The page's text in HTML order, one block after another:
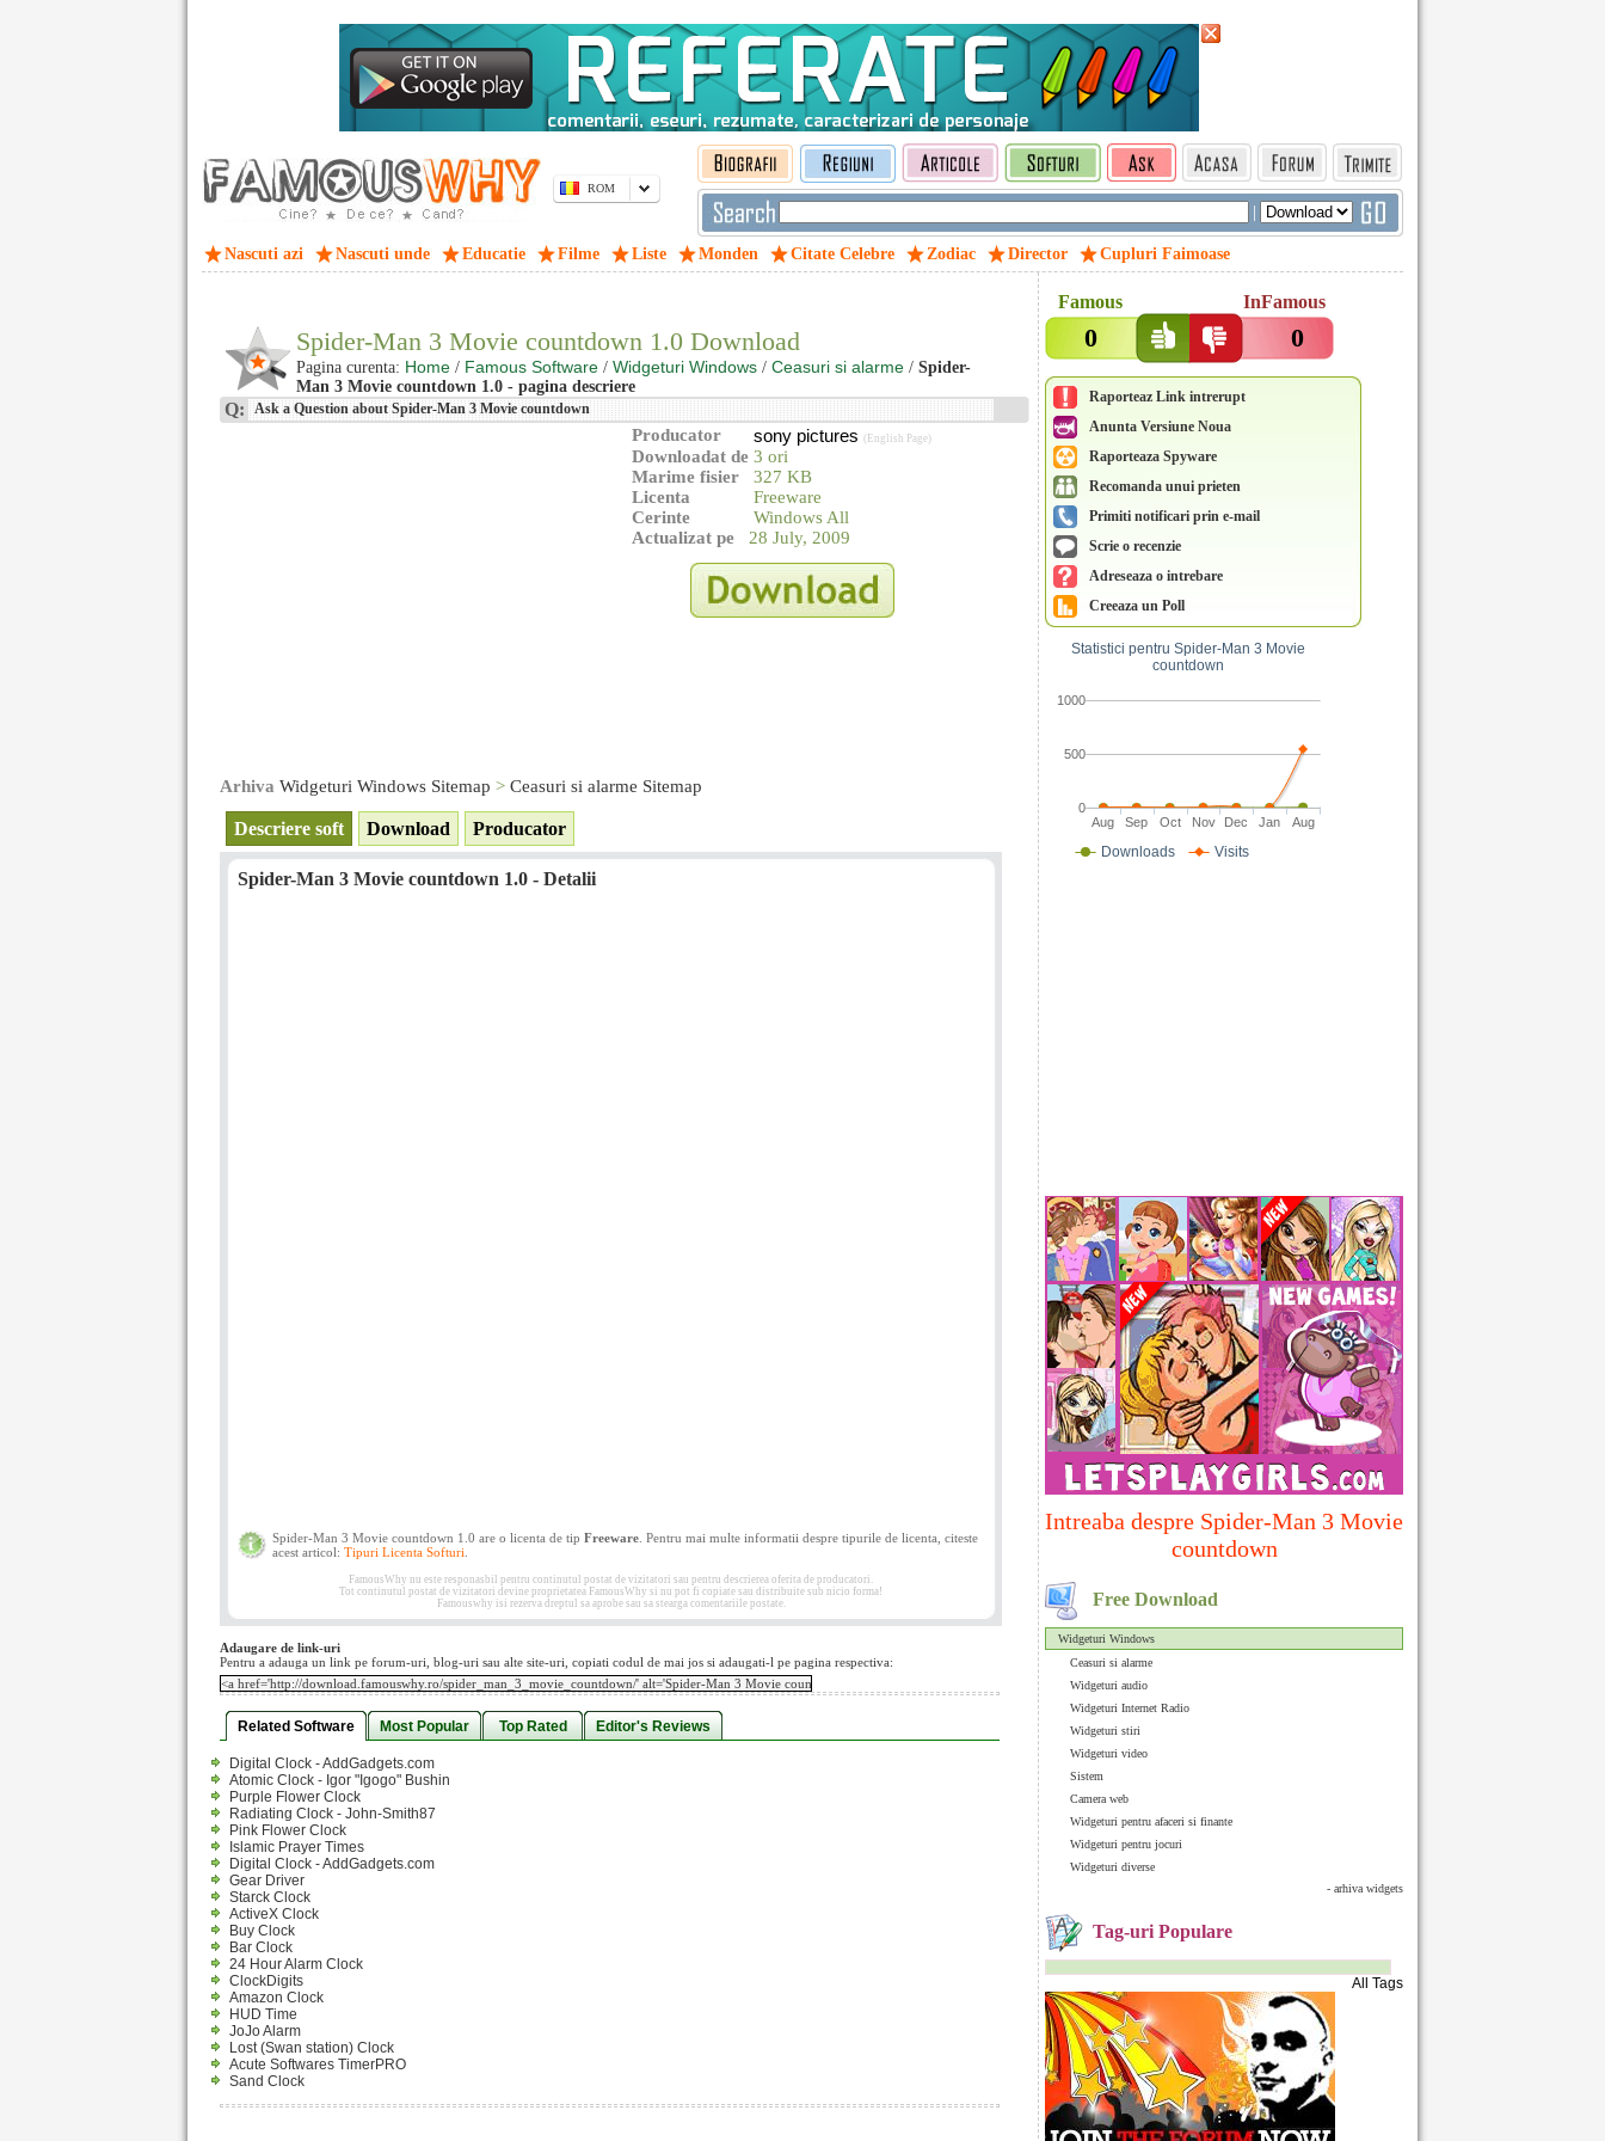
ROM
|
Nascuti azi Nascuti unde Educatie Filme Liste Monden Citate Celebre Zodiac Director Cupluri Faimoase
Famous InFamous
0 0
Raporteaz Link intrerupt
Anunta Versiune Noua
Raporteaza Spyware
Recomanda unui prieten
Primiti notificari prin e-mail
Scrie o recenzie
Adreseaza o intrebare
Creeaza un Poll
Aug Sep Oct Nov Dec Jan Aug
0
500
1000
Statistici pentru Spider-Man 3 Movie
countdown
Downloads Visits
Intreaba despre Spider-Man 3 Movie
countdown
Free Download
Widgeturi Windows
Ceasuri si alarme
Widgeturi audio
Widgeturi Internet Radio
Widgeturi stiri
Widgeturi video
Sistem
Camera web
Widgeturi pentru afaceri si finante
Widgeturi pentru jocuri
Widgeturi diverse
- arhiva widgets
Tag-uri Populare
All Tags
Spider-Man 3 Movie countdown 1.0 Download
Pagina curenta: Home / Famous Software / Widgeturi Windows / Ceasuri si alarme / Spider-
Man 3 Movie countdown 1.0 - pagina descriere
Q: Ask a Question about Spider-Man 3 Movie countdown
Producator sony pictures (English Page)
Downloadat de 3 ori
Marime fisier
327 KB
Licenta
Freeware
Cerinte
Windows All
Actualizat pe
28 July, 2009
Arhiva Widgeturi Windows Sitemap > Ceasuri si alarme Sitemap
Descriere soft Download Producator
Spider-Man 3 Movie countdown 1.0 - Detalii
Spider-Man 3 Movie countdown 1.0 are o licenta de tip Freeware . Pentru mai multe informatii despre tipurile de licenta, citeste
acest articol: Tipuri Licenta Softuri
FamousWhy nu este responasbil pentru continutul postat de vizitatori sau pentru descrierea oferita de producatori.
Tot continutul postat de vizitatori devine proprietatea FamousWhy si nu pot fi copiate sau distribuite sub nicio forma!
Famouswhy isi rezerva dreptul sa aprobe sau sa stearga comentariile postate.
Adaugare de link-uri
Pentru a adauga un link pe forum-uri, blog-uri sau alte site-uri, copiati codul de mai jos si adaugati-l pe pagina respectiva:
Related Software Most Popular Top Rated Editor's Reviews
Digital Clock - AddGadgets.com
Atomic Clock - Igor "Igogo" Bushin
Purple Flower Clock
Radiating Clock - John-Smith87
Pink Flower Clock
Islamic Prayer Times
Digital Clock - AddGadgets.com
Gear Driver
Starck Clock
ActiveX Clock
Buy Clock
Bar Clock
24 Hour Alarm Clock
ClockDigits
Amazon Clock
HUD Time
JoJo Alarm
Lost (Swan station) Clock
Acute Softwares TimerPRO
Sand Clock